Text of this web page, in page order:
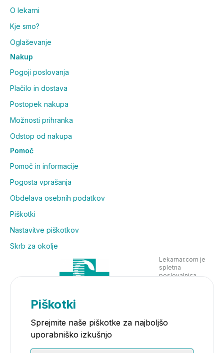
O lekarni
Kje smo?
Oglaševanje
Nakup
Pogoji poslovanja
Plačilo in dostava
Postopek nakupa
Možnosti prihranka
Odstop od nakupa
Pomoč
Pomoč in informacije
Pogosta vprašanja
Obdelava osebnih podatkov
Piškotki
Nastavitve piškotkov
Skrb za okolje
Lekarnar.com je
spletna
poslovalnica
Piškotki
Sprejmite naše piškotke za najboljšo
uporabniško izkušnjo